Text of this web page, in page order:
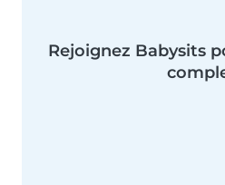
Rejoignez Babysits